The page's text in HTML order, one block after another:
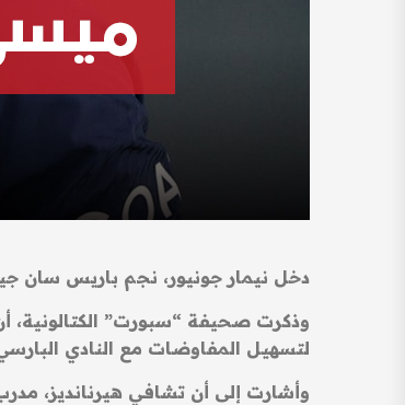
دخل نيمار جونيور، نجم باريس سان
وذكرت صحيفة “سبورت” الكتالونية،
لتسهيل المفاوضات مع النادي
وأشارت إلى أن تشافي هيرنانديز،